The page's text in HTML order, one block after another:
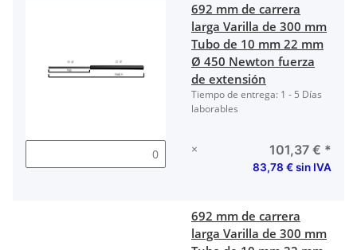
692 mm de carrera
larga Varilla de 300 mm
Tubo de 10 mm 22 mm
Ø 450 Newton fuerza
de extensión
Tiempo de entrega: 1 - 5 Días
laborables
× 101,37 € *
83,78 € sin IVA
692 mm de carrera
larga Varilla de 300 mm